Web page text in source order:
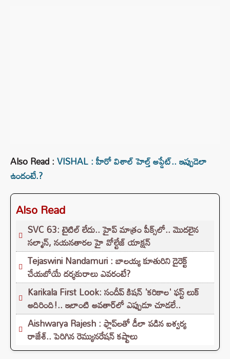
Also Read :VISHAL : హీరో విశాల్ హెల్త్ అప్డేట్.. ఇప్పుడెలా
ఉందంటే.?
Also Read
SVC 63: టైటిల్ లేదు.. హైప్ మాత్రం పీక్స్‌లో.. మొదలైన
సల్మాన్, నయనతారల హై వోల్టేజ్ యాక్షన్
Tejaswini Nandamuri : బాలయ్య కూతురిని డైరెక్ట్
చేయబోయే దర్శకురాలు ఎవరంటే?
Karikala First Look: సందీప్ కిషన్ 'కరికాల' ఫస్ట్ లుక్
అదిరింది!.. ఇలాంటి అవతార్‌లో ఎప్పుడూ చూడలే..
Aishwarya Rajesh : ఫ్లాప్‌లతో డీలా పడిన ఐశ్వర్య
రాజేశ్.. పెరిగిన రెమ్యునరేషన్‌ కష్టాలు